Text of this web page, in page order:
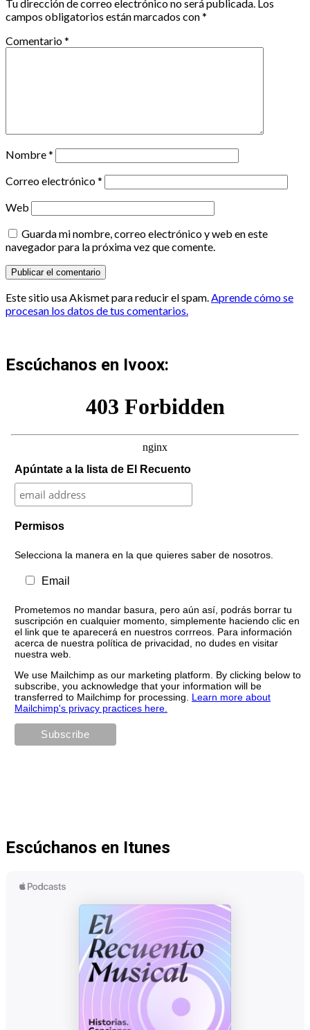
Tu dirección de correo electrónico no será publicada. Los
campos obligatorios están marcados con*
Comentario*
Nombre*
Correo electrónico*
Web
Guarda mi nombre, correo electrónico y web en este
navegador para la próxima vez que comente.
Este sitio usa Akismet para reducir el spam.Aprende cómo se
procesan los datos de tus comentarios.
Escúchanos en Ivoox:
Apúntate a la lista de El Recuento
Permisos
Selecciona la manera en la que quieres saber de nosotros.
Email
Prometemos no mandar basura, pero aún así, podrás borrar tu
suscripción en cualquier momento, simplemente haciendo clic en
el link que te aparecerá en nuestros corrreos. Para información
acerca de nuestra política de privacidad, no dudes en visitar
nuestra web.
We use Mailchimp as our marketing platform. By clicking below to
subscribe, you acknowledge that your information will be
transferred to Mailchimp for processing. Learn more about
Mailchimp's privacy practices here.
Escúchanos en Itunes